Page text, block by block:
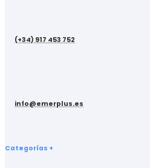
(+34) 917 453 752
info@emerplus.es
Categorías +